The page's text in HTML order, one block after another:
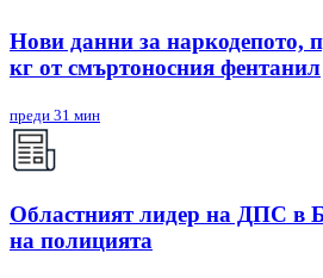
Нови данни за наркодепото,
кг от смъртоносния фентанил
преди 31 мин
Областният лидер на ДПС в
на полицията